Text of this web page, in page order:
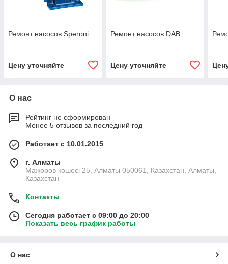
Ремонт насосов Speroni
Цену уточняйте
Ремонт насосов DAB
Цену уточняйте
О нас
Рейтинг не сформирован
Менее 5 отзывов за последний год
Работает с 10.01.2015
г. Алматы
Мажоров көшесі 25, Алматы 050061, Казахстан, Алматы,
Казахстан
Контакты
Сегодня работает с 09:00 до 20:00
Показать весь график работы
О нас